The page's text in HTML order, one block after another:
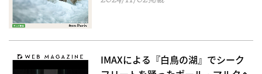
IMAXによる『白鳥の湖』でシーク